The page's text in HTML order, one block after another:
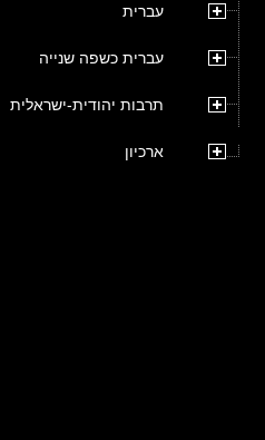
עברית
עברית כשפה שנייה
תרבות יהודית-ישראלית
ארכיון